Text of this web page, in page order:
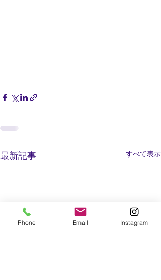
最新記事 すべて表示
Phone Email Instagram